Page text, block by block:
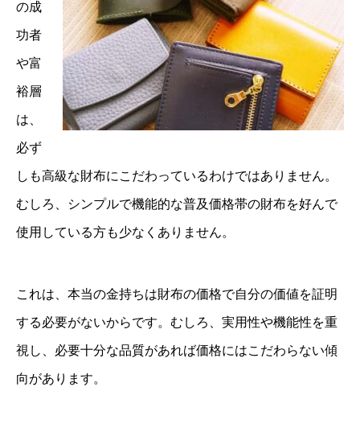
の成
功者
や富
裕層
は、
必ず
しも高級な財布にこだわっているわけではありません。
むしろ、シンプルで機能的な普及価格帯の財布を好んで
使用している方も少なくありません。
これは、本当の金持ちは財布の価格で自分の価値を証明
する必要がないからです。むしろ、実用性や機能性を重
視し、必要十分な品質があれば価格にはこだわらない傾
向があります。